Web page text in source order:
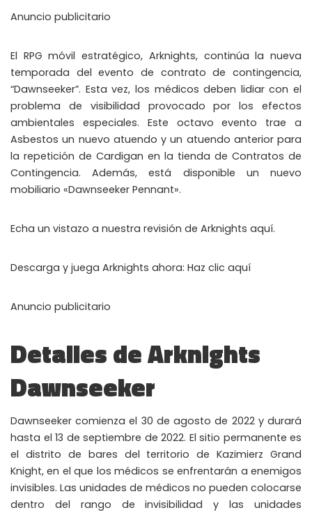
💎 100% FREE to join
No subscription, no credit card required — ever
⚡ Tricks BEFORE website
Get exclusive codes and strategies before anyone else
🎁Limited-time game codes
Temporary download keys — grab them fast, they expire
🏆
Global contests to win full Steam games & gift cards
🚫Zero Ads • Zero Spam
No promotions, no junk — just pure gaming content
Anuncio publicitario
El RPG móvil estratégico, Arknights, continúa la nueva
temporada del evento de contrato de contingencia,
“Dawnseeker”. Esta vez, los médicos deben lidiar con el
problema de visibilidad provocado por los efectos
ambientales especiales. Este octavo evento trae a
Asbestos un nuevo atuendo y un atuendo anterior para
la repetición de Cardigan en la tienda de Contratos de
Contingencia. Además, está disponible un nuevo
mobiliario «Dawnseeker Pennant».
Echa un vistazo a nuestra revisión de Arknights aquí.
Descarga y juega Arknights ahora: Haz clic aquí
Anuncio publicitario
Detalles de Arknights
Dawnseeker
Dawnseeker comienza el 30 de agosto de 2022 y durará
hasta el 13 de septiembre de 2022. El sitio permanente es
el distrito de bares del territorio de Kazimierz Grand
Knight, en el que los médicos se enfrentarán a enemigos
invisibles. Las unidades de médicos no pueden colocarse
dentro del rango de invisibilidad y las unidades